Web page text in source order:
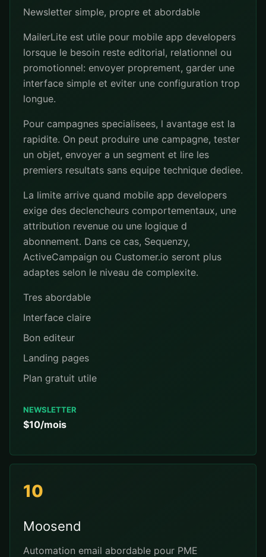
Newsletter simple, propre et abordable
MailerLite est utile pour mobile app developers
lorsque le besoin reste editorial, relationnel ou
promotionnel: envoyer proprement, garder une
interface simple et eviter une configuration trop
longue.
Pour campagnes specialisees, l avantage est la
rapidite. On peut produire une campagne, tester
un objet, envoyer a un segment et lire les
premiers resultats sans equipe technique dediee.
La limite arrive quand mobile app developers
exige des declencheurs comportementaux, une
attribution revenue ou une logique d
abonnement. Dans ce cas, Sequenzy,
ActiveCampaign ou Customer.io seront plus
adaptes selon le niveau de complexite.
Tres abordable
Interface claire
Bon editeur
Landing pages
Plan gratuit utile
NEWSLETTER
$10/mois
10
Moosend
Automation email abordable pour PME